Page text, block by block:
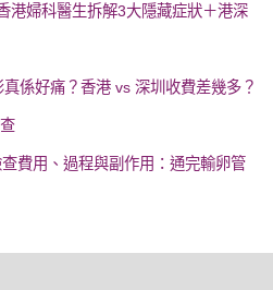
港婦科醫生拆解3大隱藏症狀＋港深
係好痛？香港 vs 深圳收費差幾多？
費用、過程與副作用：通完輸卵管